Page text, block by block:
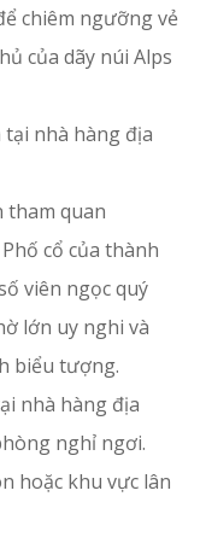
chiêm ngưỡng vẻ
của dãy núi Alps
nhà hàng địa
tham quan
cổ của thành
viên ngọc quý
lớn uy nghi và
biểu tượng.
nhà hàng địa
nghỉ ngơi.
hoặc khu vực lân